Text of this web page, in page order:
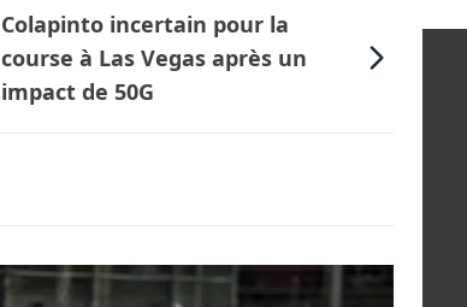
Colapinto incertain pour la
course à Las Vegas après un
impact de 50G